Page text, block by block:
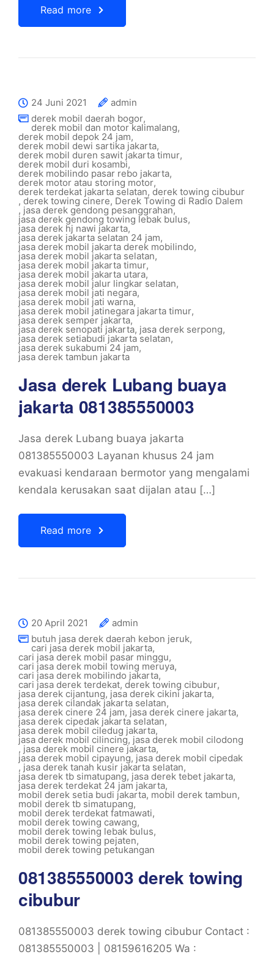
Read more
24 Juni 2021
admin
derek mobil daerah bogor,
derek mobil dan motor kalimalang,
derek mobil depok 24 jam,
derek mobil dewi sartika jakarta,
derek mobil duren sawit jakarta timur,
derek mobil duri kosambi,
derek mobilindo pasar rebo jakarta,
derek motor atau storing motor,
derek terdekat jakarta selatan, derek towing cibubur
, derek towing cinere, Derek Towing di Radio Dalem
, jasa derek gendong pesanggrahan,
jasa derek gendong towing lebak bulus,
jasa derek hj nawi jakarta,
jasa derek jakarta selatan 24 jam,
jasa derek mobil jakarta derek mobilindo,
jasa derek mobil jakarta selatan,
jasa derek mobil jakarta timur,
jasa derek mobil jakarta utara,
jasa derek mobil jalur lingkar selatan,
jasa derek mobil jati negara,
jasa derek mobil jati warna,
jasa derek mobil jatinegara jakarta timur,
jasa derek semper jakarta,
jasa derek senopati jakarta, jasa derek serpong,
jasa derek setiabudi jakarta selatan,
jasa derek sukabumi 24 jam,
jasa derek tambun jakarta
Jasa derek Lubang buaya
jakarta 081385550003
Jasa derek Lubang buaya jakarta
081385550003 Layanan khusus 24 jam
evakuasi kendaraan bermotor yang mengalami
kendala kerusakan saat dijalan atau […]
Read more
20 April 2021
admin
butuh jasa derek daerah kebon jeruk,
cari jasa derek mobil jakarta,
cari jasa derek mobil pasar minggu,
cari jasa derek mobil towing meruya,
cari jasa derek mobilindo jakarta,
cari jasa derek terdekat, derek towing cibubur,
jasa derek cijantung, jasa derek cikini jakarta,
jasa derek cilandak jakarta selatan,
jasa derek cinere 24 jam, jasa derek cinere jakarta,
jasa derek cipedak jakarta selatan,
jasa derek mobil ciledug jakarta,
jasa derek mobil cilincing, jasa derek mobil cilodong
, jasa derek mobil cinere jakarta,
jasa derek mobil cipayung, jasa derek mobil cipedak
, jasa derek tanah kusir jakarta selatan,
jasa derek tb simatupang, jasa derek tebet jakarta,
jasa derek terdekat 24 jam jakarta,
mobil derek setia budi jakarta, mobil derek tambun,
mobil derek tb simatupang,
mobil derek terdekat fatmawati,
mobil derek towing cawang,
mobil derek towing lebak bulus,
mobil derek towing pejaten,
mobil derek towing petukangan
081385550003 derek towing
cibubur
081385550003 derek towing cibubur Contact :
081385550003 | 08159616205 Wa :